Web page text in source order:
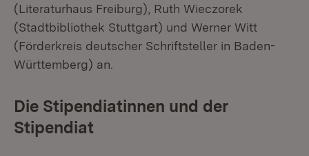
(Literaturhaus Freiburg), Ruth Wieczorek
(Stadtbibliothek Stuttgart) und Werner Witt
(Förderkreis deutscher Schriftsteller in Baden-
Württemberg) an.
Die Stipendiatinnen und der
Stipendiat